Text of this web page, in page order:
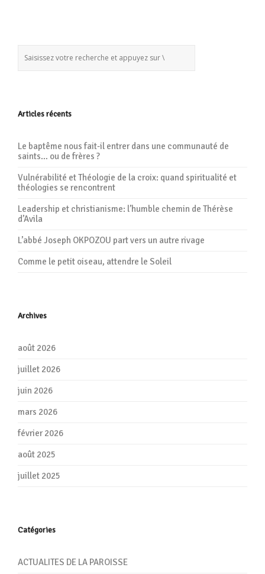
Articles récents
Le baptême nous fait-il entrer dans une communauté de
saints… ou de frères ?
Vulnérabilité et Théologie de la croix: quand spiritualité et
théologies se rencontrent
Leadership et christianisme: l’humble chemin de Thérèse
d’Avila
L’abbé Joseph OKPOZOU part vers un autre rivage
Comme le petit oiseau, attendre le Soleil
Archives
août 2026
juillet 2026
juin 2026
mars 2026
février 2026
août 2025
juillet 2025
Catégories
ACTUALITES DE LA PAROISSE